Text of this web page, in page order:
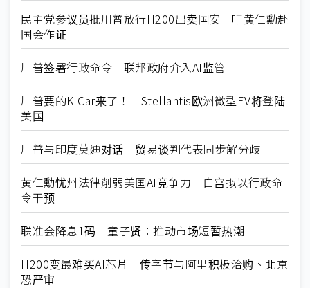
民主党参议员批川普放行H200出卖国安 吁黄仁勳赴
国会作证
川普签署行政命令 联邦政府介入AI监管
川普要的K-Car来了！ Stellantis欧洲微型EV将登陆
美国
川普与印度莫迪对话 贸易谈判代表同步解分歧
黄仁勳忧州法律削弱美国AI竞争力 白宫拟以行政命
令干预
联准会降息1码 童子贤：推动市场短暂热潮
H200变最难买AI芯片 传字节与阿里积极洽购、北京
恐严审